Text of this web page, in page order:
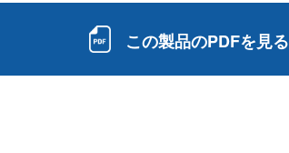
この製品のPDFを見る